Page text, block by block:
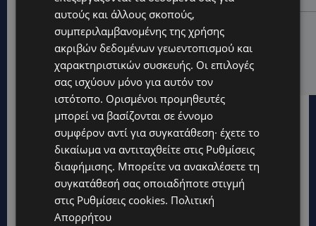
LIFESTYLE
ΕΛΕΝΑ ΠΑΠΑΔΟΠΟΥΛΟΥ: Από τη σκηνή στην
Αντιπροεδρία του ΘΟΚ – «Μεγάλη τιμή και μεγάλη
ευθύνη»
αυτούς και άλλους σκοπούς,
συμπεριλαμβανομένης της χρήσης
ακριβών δεδομένων γεωεντοπισμού και
χαρακτηριστικών συσκευής. Οι επιλογές
σας ισχύουν μόνο για αυτόν τον
ιστότοπο. Ορισμένοι προμηθευτές
μπορεί να βασίζονται σε έννομο
συμφέρον αντί για συγκατάθεση· έχετε το
δικαίωμα να αντιταχθείτε στις Ρυθμίσεις
διαφήμισης. Μπορείτε να ανακαλέσετε τη
συγκατάθεσή σας οποιαδήποτε στιγμή
στις Ρυθμίσεις cookies. Πολιτική
Απορρήτου